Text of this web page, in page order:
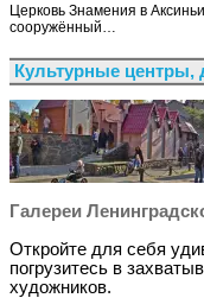
Церковь Знамения в
сооружённый…
Культурные центры,
Галереи
Откройте для себя
погрузитесь в
художников.